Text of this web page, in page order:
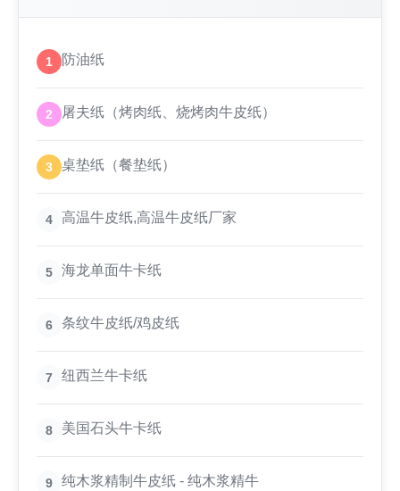
1 防油纸
2 屠夫纸（烤肉纸、烧烤肉牛皮纸）
3 桌垫纸（餐垫纸）
4 高温牛皮纸,高温牛皮纸厂家
5 海龙单面牛卡纸
6 条纹牛皮纸/鸡皮纸
7 纽西兰牛卡纸
8 美国石头牛卡纸
9 纯木浆精制牛皮纸 - 纯木浆精牛